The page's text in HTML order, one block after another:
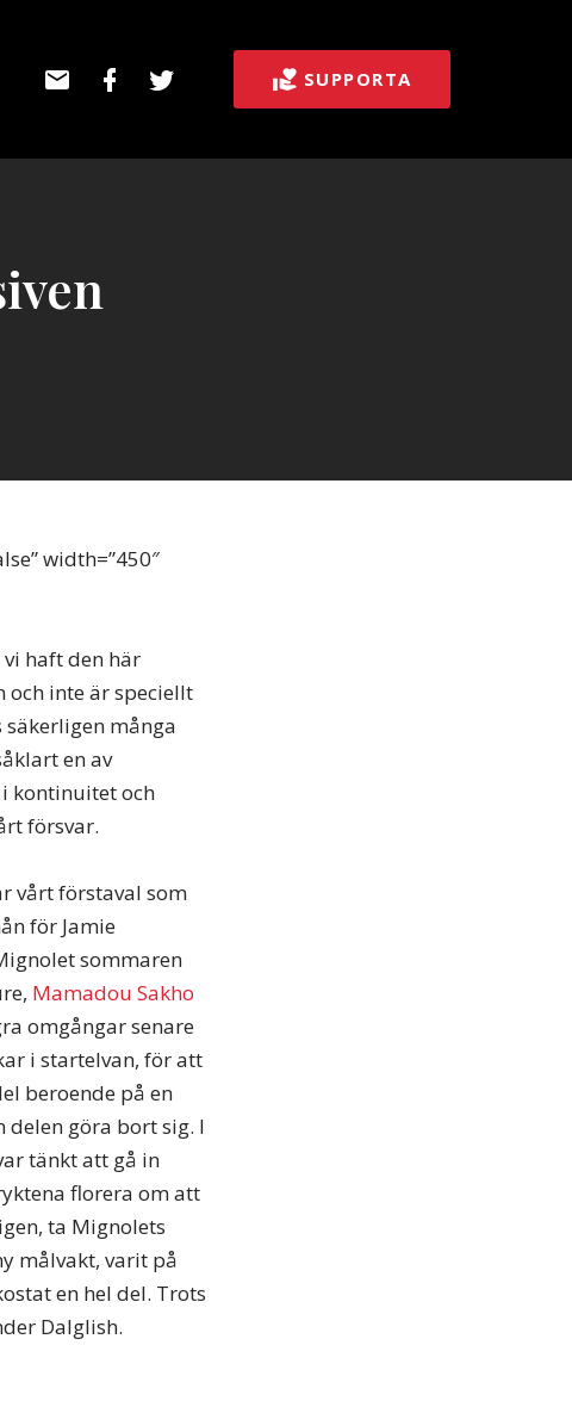
post
Facebook SUPPORTA
width=”450″
haft den här
och inte är speciellt
många
en av
kontinuitet och
försvar.
vårt förstaval som
för Jamie
sommaren
Mamadou Sakho
omgångar senare
i startelvan, för att
beroende på en
delen göra bort sig. I
tänkt att gå in
florera om att
ta Mignolets
målvakt, varit på
en hel del. Trots
Dalglish.